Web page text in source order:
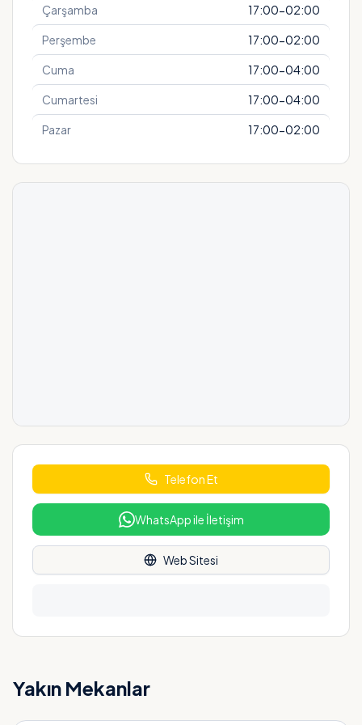
Çarşamba 17:00-02:00
Perşembe 17:00-02:00
Cuma 17:00-04:00
Cumartesi 17:00-04:00
Pazar 17:00-02:00
Telefon Et
WhatsApp ile İletişim
Web Sitesi
Yakın Mekanlar